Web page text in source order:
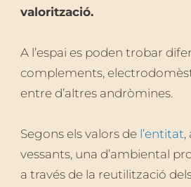
valorització.
A l’espai es poden trobar
complements,
entre d’altres andròmines.
Segons els valors de l’entitat,
vessants, una d’ambiental
a través de la reutilització